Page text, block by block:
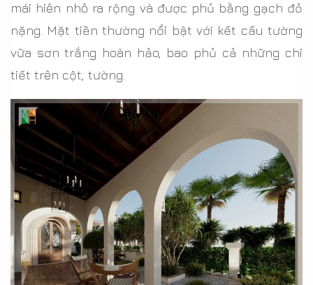
mái hiên nhô ra rộng và được phủ bằng gạch đỏ
nặng. Mặt tiền thường nổi bật với kết cấu tường
vữa sơn trắng hoàn hảo, bao phủ cả những chi
tiết trên cột, tường.